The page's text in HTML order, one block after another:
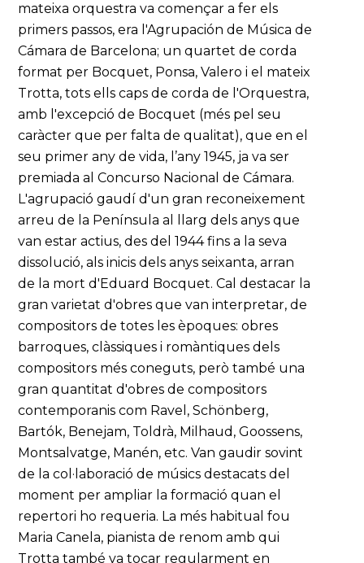
mateixa orquestra va començar a fer els
primers passos, era l'Agrupación de Música de
Cámara de Barcelona; un quartet de corda
format per Bocquet, Ponsa, Valero i el mateix
Trotta, tots ells caps de corda de l'Orquestra,
amb l'excepció de Bocquet (més pel seu
caràcter que per falta de qualitat), que en el
seu primer any de vida, l’any 1945, ja va ser
premiada al Concurso Nacional de Cámara.
L'agrupació gaudí d'un gran reconeixement
arreu de la Península al llarg dels anys que
van estar actius, des del 1944 fins a la seva
dissolució, als inicis dels anys seixanta, arran
de la mort d'Eduard Bocquet. Cal destacar la
gran varietat d'obres que van interpretar, de
compositors de totes les èpoques: obres
barroques, clàssiques i romàntiques dels
compositors més coneguts, però també una
gran quantitat d'obres de compositors
contemporanis com Ravel, Schönberg,
Bartók, Benejam, Toldrà, Milhaud, Goossens,
Montsalvatge, Manén, etc. Van gaudir sovint
de la col·laboració de músics destacats del
moment per ampliar la formació quan el
repertori ho requeria. La més habitual fou
Maria Canela, pianista de renom amb qui
Trotta també va tocar regularment en